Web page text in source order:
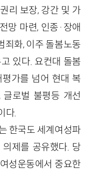
리 보장, 강간 및 가
망 마련, 인종·장애
죄화, 이주 돌봄노동
있다. 요컨대 돌봄
가를 넘어 현대 복
로벌 불평등 개선
다.
한국도 세계여성파
제를 공유했다. 당
성운동에서 중요한